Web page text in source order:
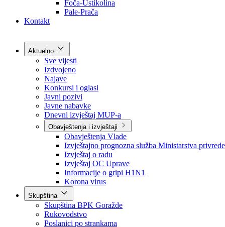
Općine
Kontakt
Aktuelno
Sve vijesti
Izdvojeno
Najave
Konkursi i oglasi
Javni pozivi
Javne nabavke
Dnevni izvještaj MUP-a
Obavještenja i izvještaji
Obavještenja Vlade
Izvještajno prognozna služba Ministarstva privrede
Izvještaj o radu
Izvještaj OC Uprave
Informacije o gripi H1N1
Korona virus
Skupština